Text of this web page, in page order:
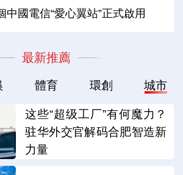
中國電信“愛心翼站”正式啟用
最新推薦
體育 環創 城市
这些“超级工厂”有何魔力？
驻华外交官解码合肥智造新
力量